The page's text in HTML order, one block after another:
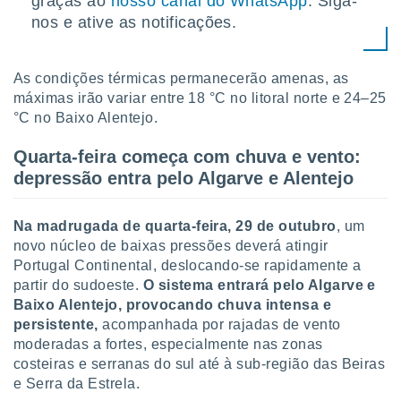
criar
medir
dos
os
de
ou
de dados
fontes,
e melhorar
dados
nos e ative as notificações.
As condições térmicas permanecerão amenas, as
máximas irão variar entre 18 °C no litoral norte e 24–25
°C no Baixo Alentejo.
Quarta-feira começa com chuva e vento:
depressão entra pelo Algarve e Alentejo
Na madrugada de quarta-feira, 29 de outubro, um
novo núcleo de baixas pressões deverá atingir
Portugal Continental, deslocando-se rapidamente a
partir do sudoeste. O sistema entrará pelo Algarve e
Baixo Alentejo, provocando chuva intensa e
persistente, acompanhada por rajadas de vento
moderadas a fortes, especialmente nas zonas
costeiras e serranas do sul até à sub-região das Beiras
e Serra da Estrela.